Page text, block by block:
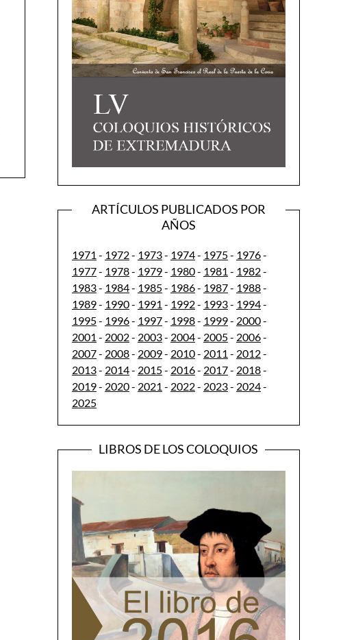
ARTÍCULOS PUBLICADOS POR
AÑOS
1971 - 1972- 1973- 1974- 1975- 1976-
1977- 1978- 1979- 1980- 1981 - 1982-
1983- 1984- 1985- 1986- 1987- 1988-
1989- 1990- 1991 - 1992- 1993- 1994-
1995- 1996- 1997- 1998- 1999- 2000-
2001 - 2002- 2003- 2004- 2005- 2006-
2007- 2008- 2009- 2010- 2011 - 2012-
2013- 2014- 2015- 2016- 2017- 2018-
2019- 2020- 2021 - 2022- 2023- 2024-
2025
LIBROS DE LOS COLOQUIOS